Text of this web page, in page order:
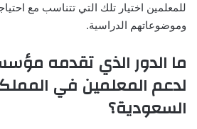
للمعلمين اختيار تلك التي تتناسب مع
وموضوعاتهم الدراسية.
ما الدور الذي تقدمه
لدعم المعلمين في
السعودية؟